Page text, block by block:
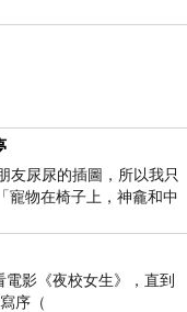
友尿尿的插圖，所以我只
寵物在椅子上，神龕和中
底
影《夜校女生》，直到
序（